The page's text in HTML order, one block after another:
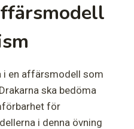
i en affärsmodell som
ska bedöma
för
i denna övning